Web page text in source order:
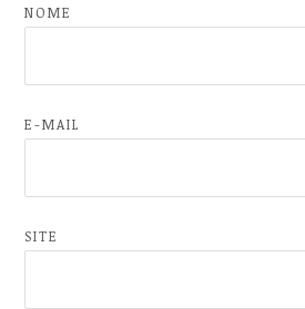
NOME
E-MAIL
SITE